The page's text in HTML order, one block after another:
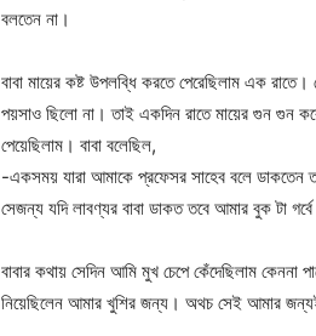
বলতেন না।
বাবা মায়ের কষ্ট উপলব্ধি করতে পেরেছিলাম এক
পয়সাও ছিলো না। তাই একদিন রাতে মায়ের গুন গুন
পেয়েছিলাম। বাবা বলেছিল,
-একসময় যারা আমাকে প্রফেসর সাহেব বলে
সেজন্য যদি লাবণ্যর বাবা ডাকত তবে আমার বুক টা
বাবার কথায় সেদিন আমি মুখ চেপে কেঁদেছিলাম
নিয়েছিলেন আমার খুশির জন্য। অথচ সেই আমার জন্যই